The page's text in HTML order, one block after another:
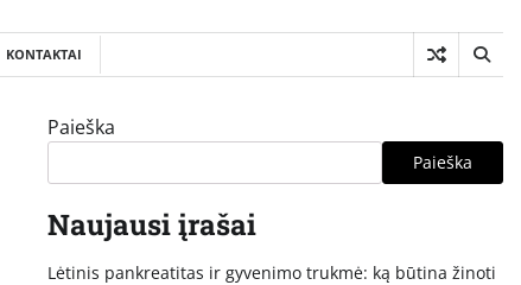
KONTAKTAI
Paieška
Paieška
Naujausi įrašai
Lėtinis pankreatitas ir gyvenimo trukmė: ką būtina žinoti